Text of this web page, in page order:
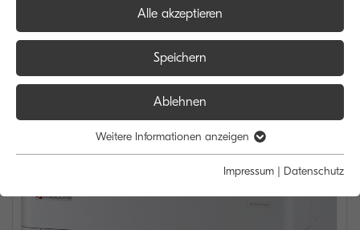
Alle akzeptieren
Speichern
Ablehnen
Weitere Informationen anzeigen
Impressum | Datenschutz